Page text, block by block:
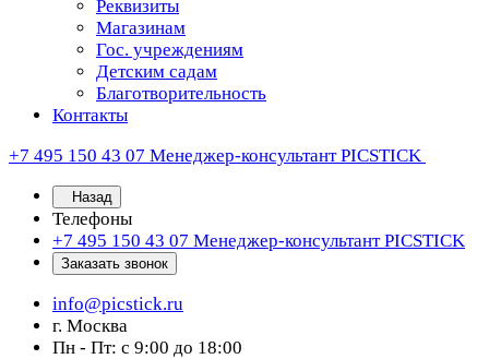
Реквизиты
Магазинам
Гос. учреждениям
Детским садам
Благотворительность
Контакты
+7 495 150 43 07 Менеджер-консультант PICSTICK
Назад
Телефоны
+7 495 150 43 07 Менеджер-консультант PICSTICK
Заказать звонок
info@picstick.ru
г. Москва
Пн - Пт: с 9:00 до 18:00